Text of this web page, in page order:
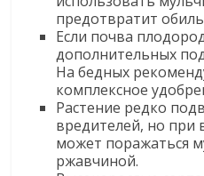
предотвратит
Если почва
дополнительных
На бедных
комплексное
Растение редко
вредителей, но при
может поражаться
ржавчиной.